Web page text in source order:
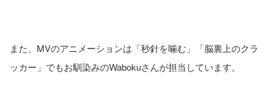
また、MVのアニメーションは「秒針を噛む」「脳裏上のクラ
ッカー」でもお馴染みのWabokuさんが担当しています。